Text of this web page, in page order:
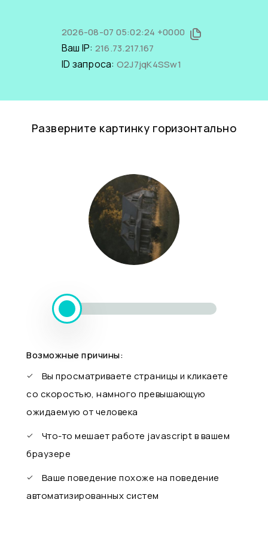
2026-08-07 05:02:24 +0000
Ваш IP: 216.73.217.167
ID запроса: O2J7jqK4SSw1
Разверните картинку горизонтально
Возможные причины:
Вы просматриваете страницы и кликаете
со скоростью, намного превышающую
ожидаемую от человека
Что-то мешает работе javascript в вашем
браузере
Ваше поведение похоже на поведение
автоматизированных систем